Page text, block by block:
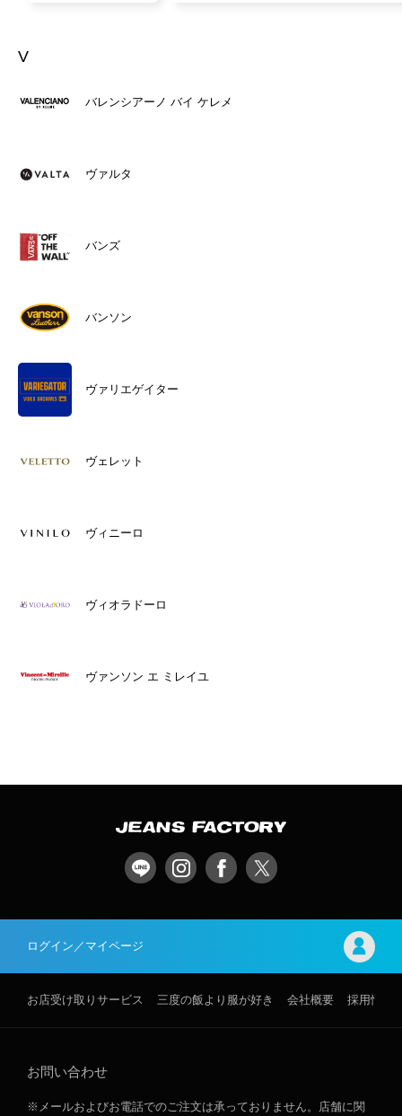
V
バレンシアーノ バイ ケレメ
ヴァルタ
バンズ
バンソン
ヴァリエゲイター
ヴェレット
ヴィニーロ
ヴィオラドーロ
ヴァンソン エ ミレイユ
ログイン／マイページ
お店受け取りサービス 三度の飯より服が好き 会社概要 採用情報
お問い合わせ
※メールおよびお電話でのご注文は承っておりません。店舗に関